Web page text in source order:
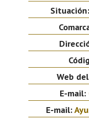
Situación:
Web
E-mail:
E-mail: